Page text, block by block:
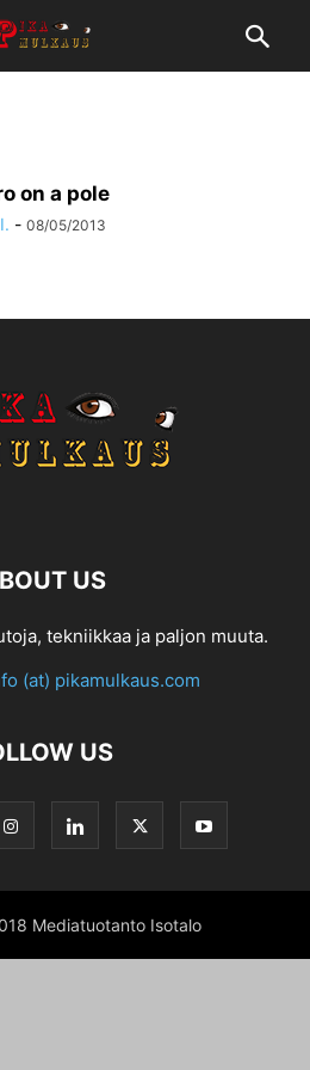
on a pole
- 08/05/2013
US
tekniikkaa ja paljon muuta.
(at) pikamulkaus.com
US
Mediatuotanto Isotalo